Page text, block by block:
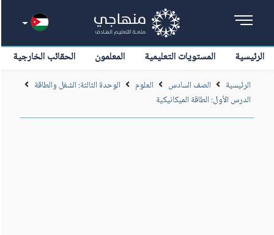
الرئيسية المستويات التعليمية المعلمون الحقائب الخارجية
الرئيسية الصف السادس العلوم
الوحدة الثالثة: الشغل والطاقة
الدرس الأول: الطاقة الميكانيكية